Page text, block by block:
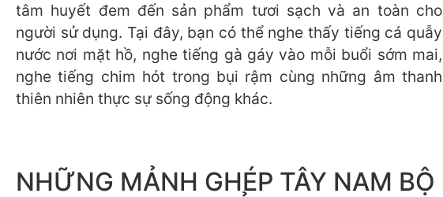
tâm huyết đem đến sản phẩm tươi sạch và an toàn cho
người sử dụng. Tại đây, bạn có thể nghe thấy tiếng cá quẫy
nước nơi mặt hồ, nghe tiếng gà gáy vào mỗi buổi sớm mai,
nghe tiếng chim hót trong bụi rậm cùng những âm thanh
thiên nhiên thực sự sống động khác.
NHỮNG MẢNH GHÉP TÂY NAM BỘ